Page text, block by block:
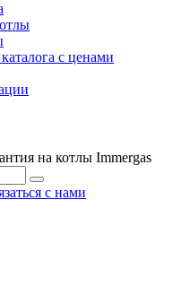
с ценами
на котлы Immergas
с нами